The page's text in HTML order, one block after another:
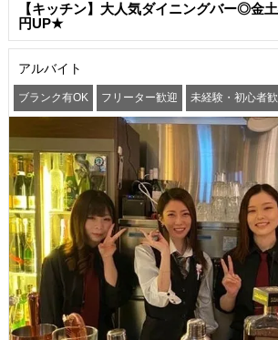
【キッチン】大人気ダイニングバー◎金
円UP★
アルバイト
ブランク有OK フリーター歓迎 未経験・初心者
学歴(中卒・高卒)不問 友達と一緒に応募OK 昇給
ネイルOK 駅から徒歩5分以内 まかない・食事補助